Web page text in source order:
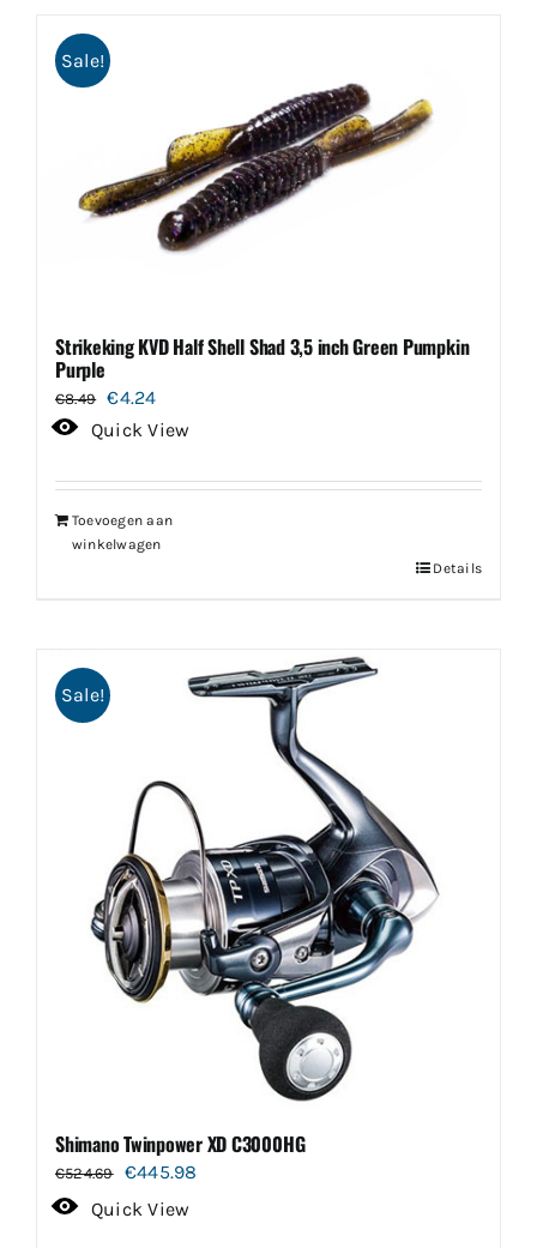
Sale!
Strikeking KVD Half Shell Shad 3,5 inch Green Pumpkin
Purple
€8.49 Oorspronkelijke
prijs
€8.49.
€4.24Huidige
prijs
€4.24.
Quick View
Toevoegen aan
winkelwagen
Details
Sale!
Shimano Twinpower XD C3000HG
€524.69
Oorspronkelijke
prijs
€445.98
Quick View